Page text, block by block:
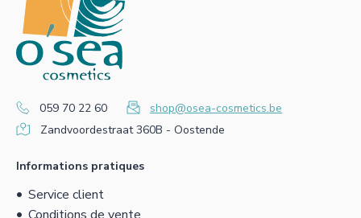
059 70 22 60
shop@osea-cosmetics.be
Zandvoordestraat 360B - Oostende
Informations pratiques
Service client